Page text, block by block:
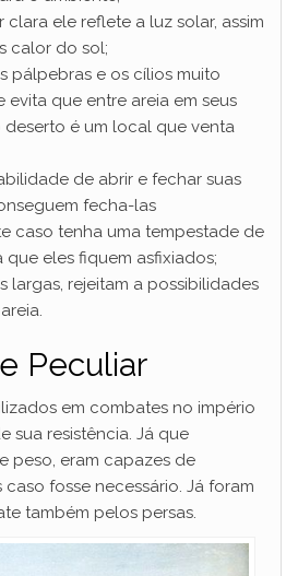
clara ele reflete a luz solar, assim
calor do sol;
pálpebras e os cílios muito
evita que entre areia em seus
deserto é um local que venta
de abrir e fechar suas
fecha-las
caso tenha uma tempestade de
que eles fiquem asfixiados;
largas, rejeitam a possibilidades
Peculiar
em combates no império
sua resistência. Já que
peso, eram capazes de
fosse necessário. Já foram
também pelos persas.